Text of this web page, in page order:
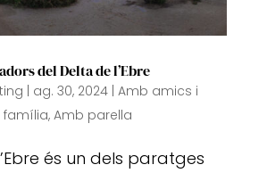
del Delta de l’Ebre
| ag. 30, 2024| Amb amics i
família, Amb parella
és un dels paratges